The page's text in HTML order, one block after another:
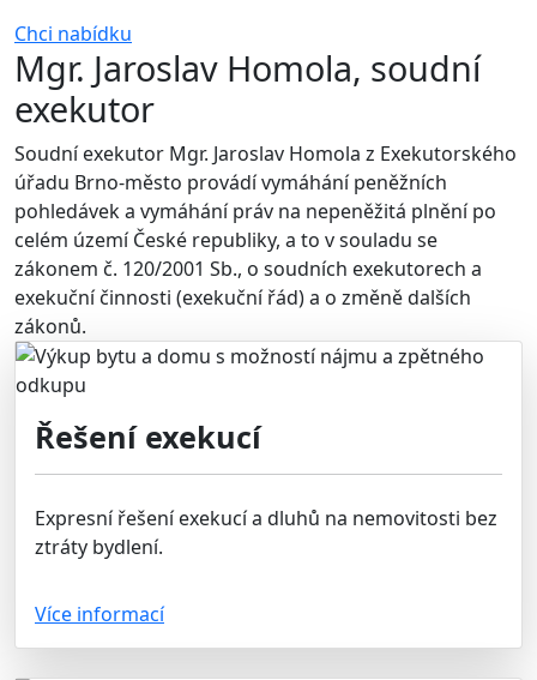
Chci nabídku
Mgr. Jaroslav Homola, soudní
exekutor
Soudní exekutor Mgr. Jaroslav Homola z Exekutorského
úřadu Brno-město provádí vymáhání peněžních
pohledávek a vymáhání práv na nepeněžitá plnění po
celém území České republiky, a to v souladu se
zákonem č. 120/2001 Sb., o soudních exekutorech a
exekuční činnosti (exekuční řád) a o změně dalších
zákonů.
Řešení exekucí
Expresní řešení exekucí a dluhů na nemovitosti bez
ztráty bydlení.
Více informací